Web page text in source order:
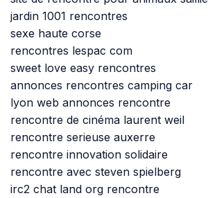
jardin 1001 rencontres
sexe haute corse
rencontres lespac com
sweet love easy rencontres
annonces rencontres camping car
lyon web annonces rencontre
rencontre de cinéma laurent weil
rencontre serieuse auxerre
rencontre innovation solidaire
rencontre avec steven spielberg
irc2 chat land org rencontre